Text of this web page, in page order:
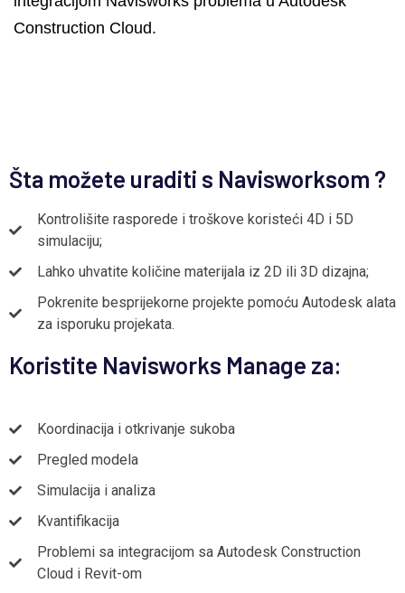
Construction Cloud.
Šta možete uraditi s Navisworksom ?
Kontrolišite rasporede i troškove koristeći 4D i 5D
simulaciju;
Lahko uhvatite količine materijala iz 2D ili 3D dizajna;
Pokrenite besprijekorne projekte pomoću Autodesk alata
za isporuku projekata.
Koristite Navisworks Manage za:
Koordinacija i otkrivanje sukoba
Pregled modela
Simulacija i analiza
Kvantifikacija
Problemi sa integracijom sa Autodesk Construction
Cloud i Revit-om